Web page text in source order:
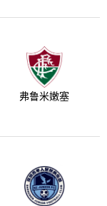
弗鲁米嫩塞